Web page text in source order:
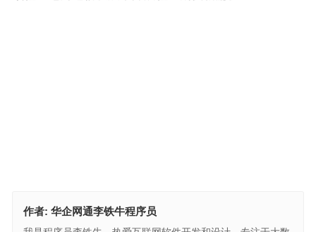
作者: 华企网通李铁牛程序员